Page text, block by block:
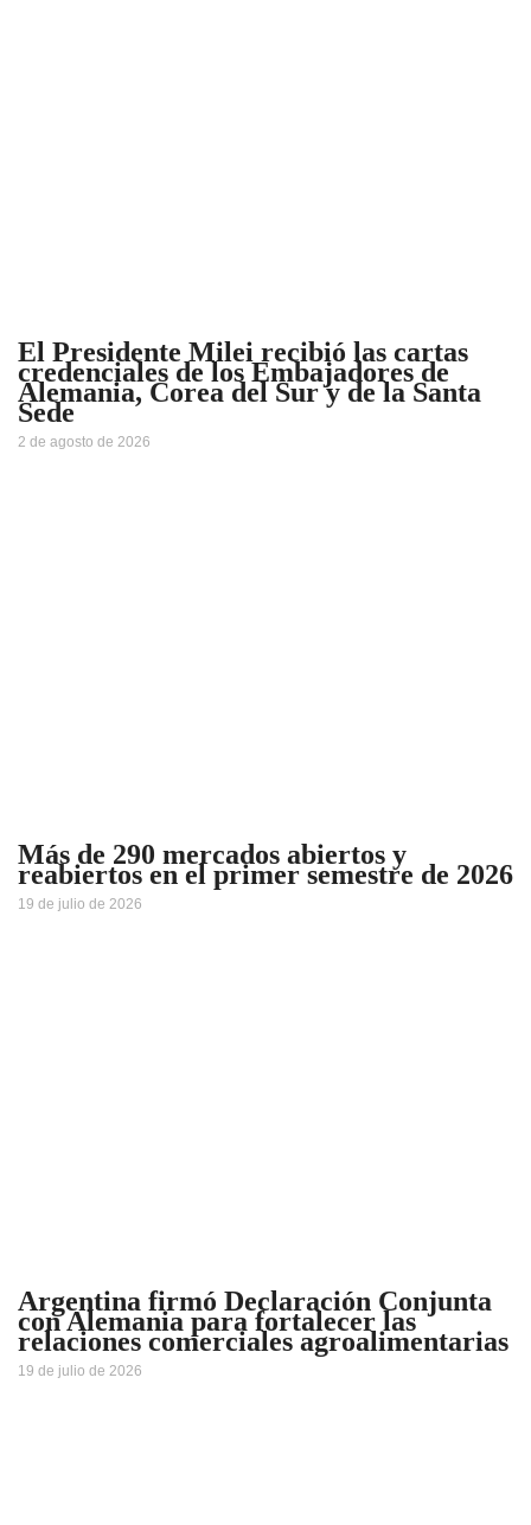
El Presidente Milei recibió las cartas
credenciales de los Embajadores de
Alemania, Corea del Sur y de la Santa
Sede
2 de agosto de 2026
Más de 290 mercados abiertos y
reabiertos en el primer semestre de 2026
19 de julio de 2026
Argentina firmó Declaración Conjunta
con Alemania para fortalecer las
relaciones comerciales agroalimentarias
19 de julio de 2026